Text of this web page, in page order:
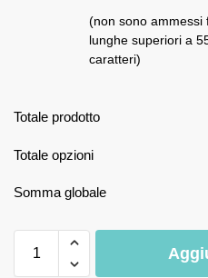
(non sono ammessi
lunghe superiori a
caratteri)
Totale prodotto
Totale opzioni
Somma globale